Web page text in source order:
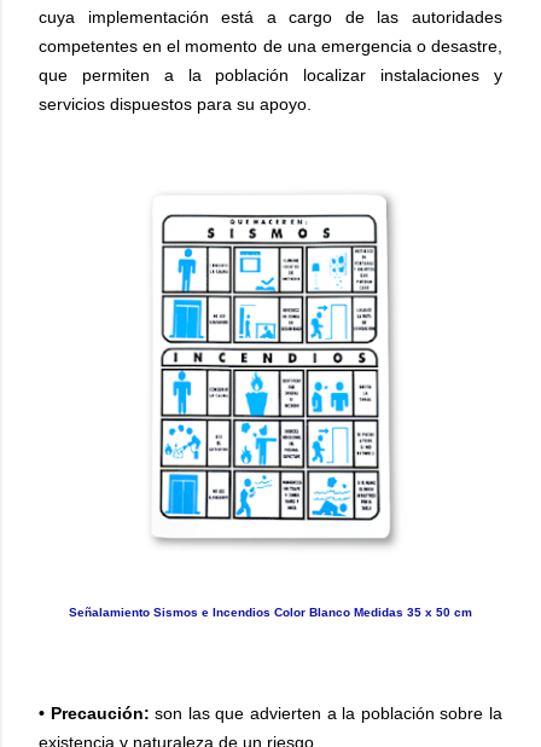
cuya implementación está a cargo de las autoridades
competentes en el momento de una emergencia o desastre,
que permiten a la población localizar instalaciones y
servicios dispuestos para su apoyo.
Señalamiento Sismos e Incendios Color Blanco Medidas 35 x 50 cm
• Precaución: son las que advierten a la población sobre la
existencia y naturaleza de un riesgo.